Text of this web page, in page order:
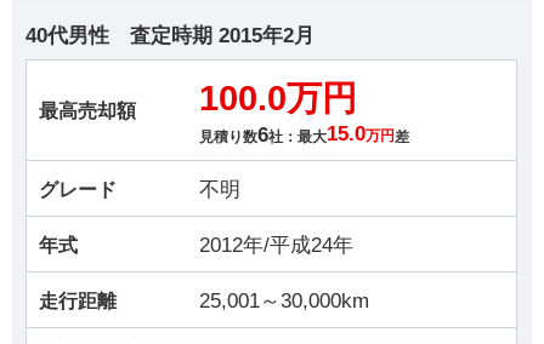
40代男性 査定時期 2015年2月
最高売却額 100.0万円
見積り数6社：最大15.0万円 差
グレード 不明
年式 2012年/平成24年
走行距離 25,001～30,000km